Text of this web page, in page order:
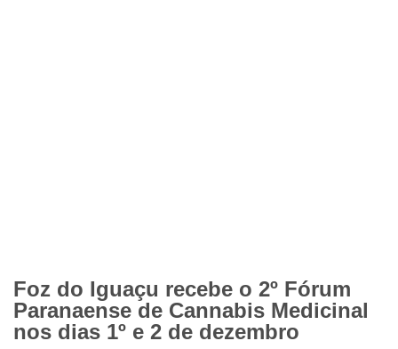
Foz do Iguaçu recebe o 2º Fórum
Paranaense de Cannabis Medicinal
nos dias 1º e 2 de dezembro